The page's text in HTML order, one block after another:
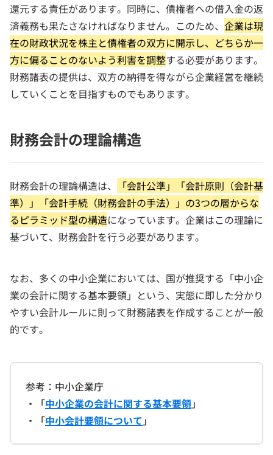
還元する責任があります。同時に、債権者への借入金の返
済義務も果たさなければなりません。このため、 企業は現
在の財政状況を株主と債権者の双方に開示し、どちらか一
方に偏ることのないよう利害を調整する必要があります。
財務諸表の提供は、双方の納得を得ながら企業経営を継続
していくことを目指すものでもあります。
財務会計の理論構造
財務会計の理論構造は、
「会計公準」「会計原則（会計基
準）」「会計手続（財務会計の手法）」の3つの層からな
るピラミッド型の構造になっています。企業はこの理論に
基づいて、財務会計を行う必要があります。
なお、多くの中小企業においては、国が推奨する「中小企
業の会計に関する基本要領」という、実態に即した分かり
やすい会計ルールに則って財務諸表を作成することが一般
的です。
参考：中小企業庁
・「中小企業の会計に関する基本要領」
・「中小会計要領について 」